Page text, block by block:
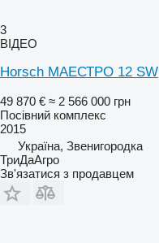
3
ВІДЕО
Horsch МАЕСТРО 12 SW
49 870 € ≈ 2 566 000 грн
Посівний комплекс
2015
Україна, Звенигородка
ТриДаАгро
Зв'язатися з продавцем